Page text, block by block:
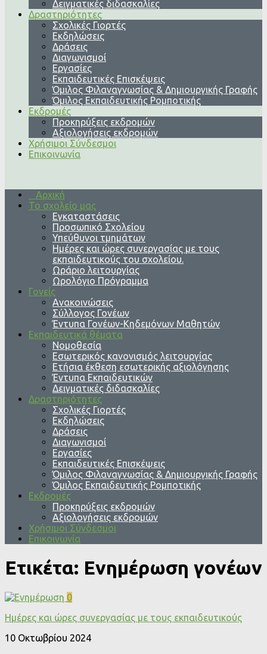
Δειγματικές διδασκαλίες
Δραστηριότητες
Σχολικές Γιορτές
Εκδηλώσεις
Δράσεις
Διαγωνισμοί
Εργασίες
Εκπαιδευτικές Επισκέψεις
Όμιλος Φιλαναγνωσίας & Δημιουργικής Γραφής
Όμιλος Εκπαιδευτικής Ρομποτικής
Εκδρομές
Προκηρύξεις εκδρομών
Αξιολογήσεις εκδρομών
Χρήσιμοι Σύνδεσμοι
Επικοινωνία
Αρχική
Το σχολείο μας
Εγκαταστάσεις
Προσωπικό Σχολείου
Υπεύθυνοι τμημάτων
Ημέρες και ώρες συνεργασίας με τους
εκπαιδευτικούς του σχολείου.
Ωράριο λειτουργίας
Ωρολόγιο Πρόγραμμα
Γονείς
Ανακοινώσεις
Σύλλογος Γονέων
Έντυπα Γονέων-Κηδεμόνων Μαθητών
Εκπαιδευτικά θέματα
Νομοθεσία
Εσωτερικός κανονισμός λειτουργίας
Ετήσια έκθεση εσωτερικής αξιολόγησης
Έντυπα Εκπαιδευτικών
Δειγματικές διδασκαλίες
Δραστηριότητες
Σχολικές Γιορτές
Εκδηλώσεις
Δράσεις
Διαγωνισμοί
Εργασίες
Εκπαιδευτικές Επισκέψεις
Όμιλος Φιλαναγνωσίας & Δημιουργικής Γραφής
Όμιλος Εκπαιδευτικής Ρομποτικής
Εκδρομές
Προκηρύξεις εκδρομών
Αξιολογήσεις εκδρομών
Χρήσιμοι Σύνδεσμοι
Επικοινωνία
Ετικέτα: Ενημέρωση γονέων
0
Ημέρες και ώρες συνεργασίας με τους εκπαιδευτικούς
10 Οκτωβρίου 2024